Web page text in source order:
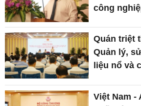
công
Quán triệt
Quản lý,
liệu nổ và
Việt Nam -